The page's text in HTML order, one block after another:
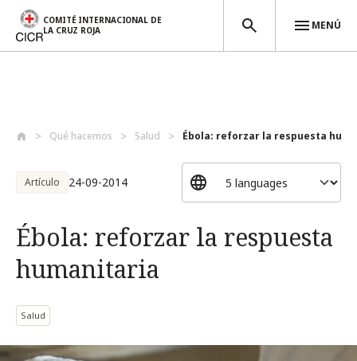
COMITÉ INTERNACIONAL DE
LA CRUZ ROJA
MENÚ
Qué hacemos Salud Ébola: reforzar la respuesta
Artículo 24-09-2014
Ébola: reforzar la respuesta
humanitaria
Salud